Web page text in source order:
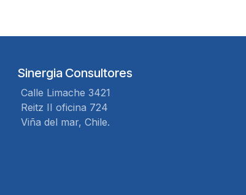
Sinergia Consultores
Calle Limache 3421
Reitz II oficina 724
Viña del mar, Chile.